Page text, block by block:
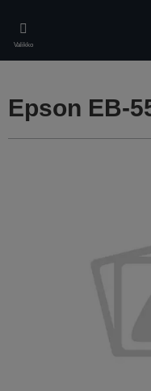
main
content
Valikko
Epson EB-